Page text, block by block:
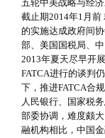
五轮中美战略与经
截止期2014年1月前
的实施达成政府间
部、美国国税局、
2013年夏天尽早开
FATCA进行的谈判
下，推进FATCA合
人民银行、国家税
部委协调，难度颇
融机构相比，中国